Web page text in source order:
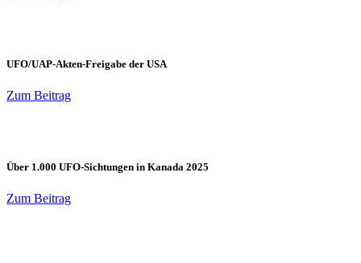
UFO/UAP-Akten-Freigabe der USA
Zum Beitrag
Über 1.000 UFO-Sichtungen in Kanada 2025
Zum Beitrag